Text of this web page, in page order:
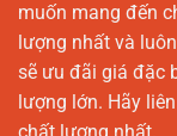
muốn mang đến
lượng nhất và
sẽ ưu đãi giá đặc
lượng lớn. Hãy